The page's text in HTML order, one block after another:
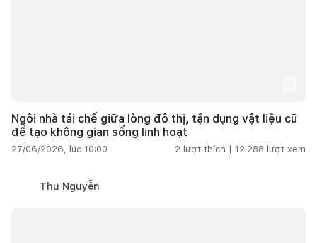
Ngôi nhà tái chế giữa lòng đô thị, tận dụng vật liệu cũ
để tạo không gian sống linh hoạt
27/06/2026, lúc 10:00 2 lượt thích | 12.288 lượt xem
Thu Nguyễn